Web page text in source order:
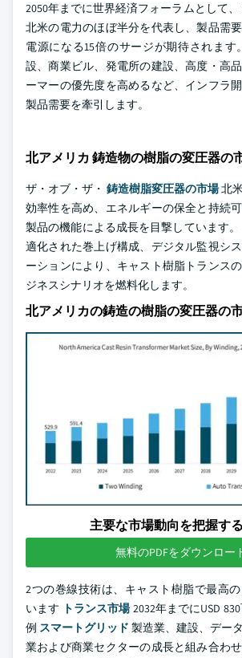
2050年までに世界経済フォーラムとして、
北米の電力のほぼ半分を代表し、製品需
電源になる15倍のサージが期待されます
設、商業ビル、発電所の建設、高度・高
ーマーの優先度を高めるなど、インフラ
製品需要を牽引します。
北アメリカ 鋳造物の樹脂の変圧器の
ザ・オブ・ザ・ 鋳造樹脂変圧器の市場北
効率性を高め、エネルギーの保全と持続
製品の機能による成長を目撃しています
適化された巻上げ構成、デジタル監視シ
ーションにより、キャスト樹脂トランス
ジネスシナリオを燃料化します。
北アメリカの鋳造の樹脂の変圧器の
主要な市場動向を把握す
無料のPDFをダウンロー
2つの巻線技術は、キャスト樹脂で最高
います トランス市場2032年までにUSD
例 スマートグリッド 製造業、建設、デー
業および商業セクターの成長と組み合わ